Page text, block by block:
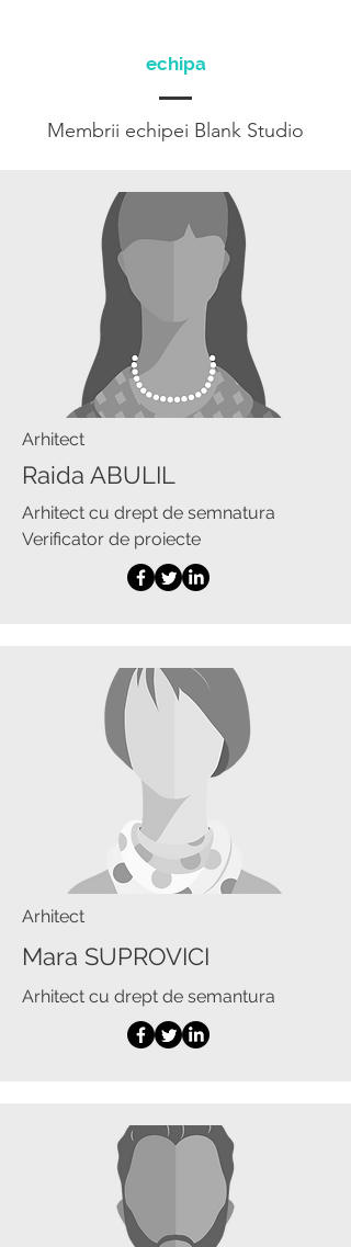
echipa
Membrii echipei Blank Studio
Arhitect
Raida ABULIL
Arhitect cu drept de semnatura
Verificator de proiecte
Arhitect
Mara SUPROVICI
Arhitect cu drept de semantura